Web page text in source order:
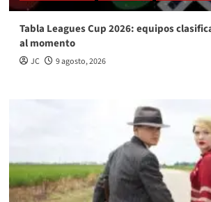
Tabla Leagues Cup 2026: equipos
al momento
JC 9 agosto, 2026